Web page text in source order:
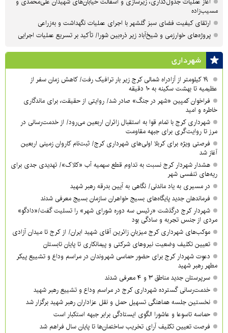
مسیب‌زاده
ارتقای کیفیت فضای سبز گلشهر با اجرای عملیات نگهداشت و به‌زراعی
پروژه‌های خوارزمی و شیخ‌آباد زیر ذره‌بین شورا/ تأکید بر تسریع عملیات اجرایی
شهرداری
۱۹ کیلومتر از آزادراه شمالی کرج زیر بار ترافیک رفت/ کاهش زمان سفر از
عظیمیه تا بهشت سکینه به ۱۰ دقیقه
فراخوان کمپین «شهر در جنگ» صادر شد/ روایتی از حقیقت، برای ماندگاری
خاطره و امید
شهرداری کرج با تمام قوا به استقبال زائران اربعین می‌رود/ از خدمت‌رسانی در
مرز تا روایت‌گری برای جبهه مقاومت
فرصتی ویژه برای کربلا اولی‌های شهرداری کرج/ ثبت‌نام کاروان زمینی اربعین
آغاز شد
هشدار شهردار کرج نسبت به تداوم قطع سهمیه آب «کلاک»/ تهدیدی جدی برای
ریه‌های تنفسی شهر
در مسیری به یاد ماندنی/ نگاهی به آیین بدرقه رهبر شهید
فرماندهان جدید پایگاه‌های بسیج خواهران سازمان بسیج معرفی شدند
شهردار کرج درگذشت «رئیس سه دوره شورای شهر» را تسلیت گفت/«دادگو»
مردی از جنس تجربه و سادگی بود
موکب‌های شهرداری کرج میزبانِ زائرین آقای شهید ایران/ از کرج تا میدان آزادی
تعیین تکلیف وضعیت نیروهای شرکتی و پیمانکاری تا پایان تابستان
دعوت شهردار کرج برای حضور حماسی شهروندان در مراسم وداع و تشییع پیکر
مطهر رهبر شهید
سرپرستان جدید مناطق ۳ و ۴ معرفی شدند
خدمت‌رسانی گسترده شهرداری کرج در مراسم وداع و تشییع رهبر شهید
نخستین جلسه هماهنگی تسهیل حمل و نقل عزاداران رهبر شهید برگزار شد
حماسه تاسوعا و عاشورا الگوی ایستادگی برابر جبهه استکبار است
فرصت تعیین تکلیف آرای تخریب ساختمان‌ها تا پایان سال فراهم شد